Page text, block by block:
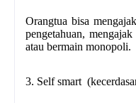
Orangtua bisa
pengetahuan,
atau bermain monopoli.
3. Self smart